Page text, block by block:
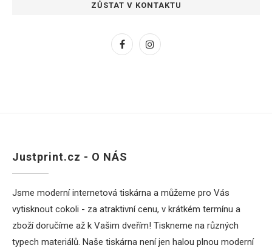
ZŮSTAT V KONTAKTU
Justprint.cz - O NÁS
Jsme moderní internetová tiskárna a můžeme pro Vás
vytisknout cokoli - za atraktivní cenu, v krátkém termínu a
zboží doručíme až k Vašim dveřím! Tiskneme na různých
typech materiálů. Naše tiskárna není jen halou plnou moderní